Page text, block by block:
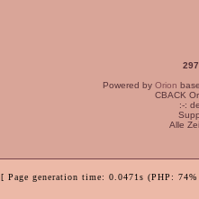
Powered by Orion
CBACK
:-:
Alle
[ Page generation time: 0.0471s (PHP: